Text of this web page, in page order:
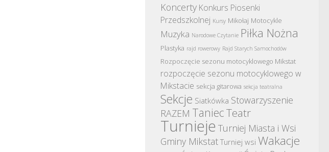
Koncerty Konkurs Piosenki
Przedszkolnej Kursy Mikołaj Motocykle
Muzyka Narodowe Czytanie Piłka Nożna
Plastyka rajd rowerowy Rajd Starych Samochodów
Rozpoczęcie sezonu motocyklowego Mikstat
rozpoczęcie sezonu motocyklowego w
Mikstacie sekcja gitarowa sekcja teatralna
Sekcje Siatkówka Stowarzyszenie
RAZEM TaniecTeatr
Turnieje Turniej Miasta i Wsi
Gminy Mikstat Turniej wsi Wakacje